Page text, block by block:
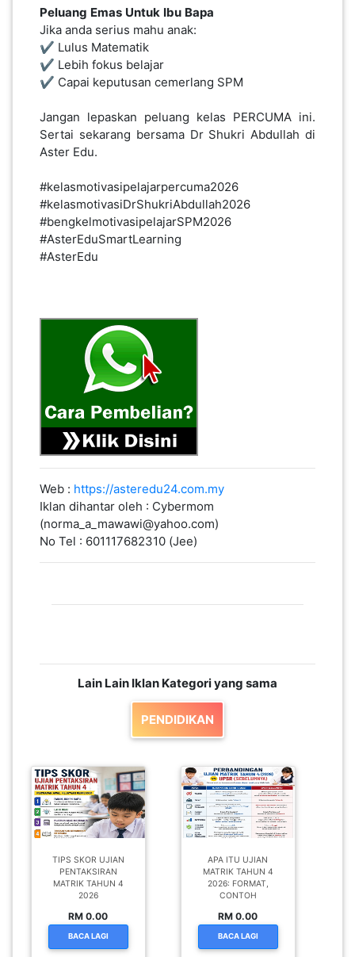
Peluang Emas Untuk Ibu Bapa
Jika anda serius mahu anak:
✔️ Lulus Matematik
✔️ Lebih fokus belajar
✔️ Capai keputusan cemerlang SPM
Jangan lepaskan peluang kelas PERCUMA ini.
Sertai sekarang bersama Dr Shukri Abdullah di
Aster Edu.
#kelasmotivasipelajarpercuma2026
#kelasmotivasiDrShukriAbdullah2026
#bengkelmotivasipelajarSPM2026
#AsterEduSmartLearning
#AsterEdu
Web : https://asteredu24.com.my
Iklan dihantar oleh : Cybermom
(norma_a_mawawi@yahoo.com)
No Tel : 601117682310 (Jee)
Lain Lain Iklan Kategori yang sama
PENDIDIKAN
TIPS SKOR UJIAN
PENTAKSIRAN
MATRIK TAHUN 4
2026
RM 0.00
BACA LAGI
APA ITU UJIAN
MATRIK TAHUN 4
2026: FORMAT,
CONTOH
RM 0.00
BACA LAGI